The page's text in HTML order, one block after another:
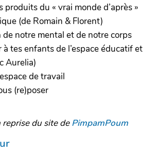
produits du « vrai monde d’après »
(de Romain & Florent)
de notre mental et de notre corps
tes enfants de l’espace éducatif et
Aurelia)
de travail
(re)poser
du site dePimpamPoum